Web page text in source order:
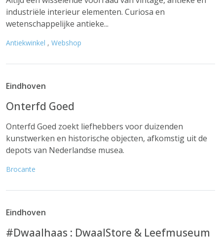
industriële interieur elementen. Curiosa en
wetenschappelijke antieke...
Antiekwinkel , Webshop
Eindhoven
Onterfd Goed
Onterfd Goed zoekt liefhebbers voor duizenden
kunstwerken en historische objecten, afkomstig uit de
depots van Nederlandse musea.
Brocante
Eindhoven
#Dwaalhaas : DwaalStore & Leefmuseum